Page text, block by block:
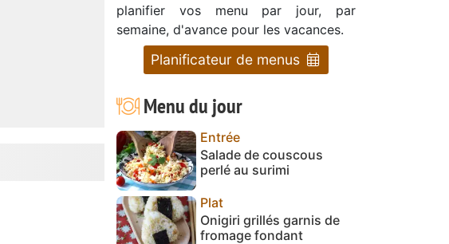
planifier vos menu par jour, par
semaine, d'avance pour les vacances.
Planificateur de menus
Menu du jour
Entrée
Salade de couscous
perlé au surimi
Plat
Onigiri grillés garnis de
fromage fondant